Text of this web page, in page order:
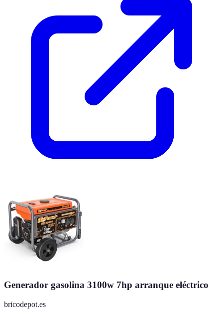
Generador gasolina 3100w 7hp arranque eléctrico
bricodepot.es